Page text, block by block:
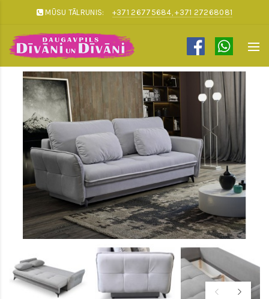
MŪSU TĀLRUNIS: +371 26775684, +371 27268081